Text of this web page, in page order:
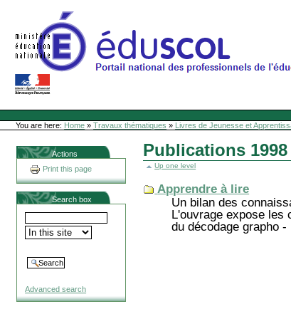
Site Web de l'ONL
Sections
Personal
toolsYou are here: Home » Travaux thématiques » Livres de Jeunesse et
Actions
Print this page
Search box
Advanced search
Publications 1998
Up one level
Apprendre à lire
Un bilan des
L'ouvrage expose les
du décodage grapho